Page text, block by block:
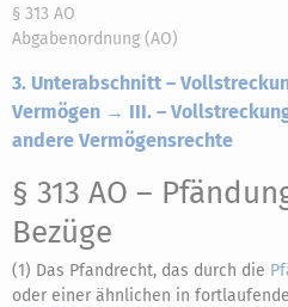
§ 313 AO
Abgabenordnung (AO)
3. Unterabschnitt –
Vermögen → III. –
andere Vermögensrechte
§ 313 AO –
Bezüge
(1) Das Pfandrecht, das durch die
oder einer ähnlichen in